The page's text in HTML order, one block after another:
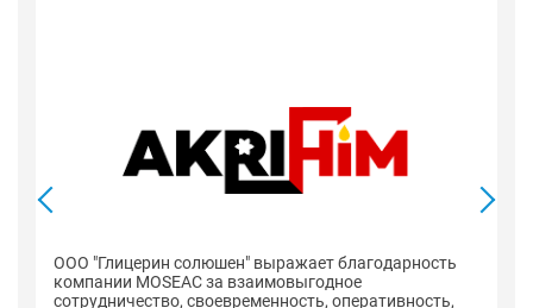
ООО "Глицерин солюшен" выражает благодарность
компании MOSEAC за взаимовыгодное
сотрудничество, своевременность, оперативность,